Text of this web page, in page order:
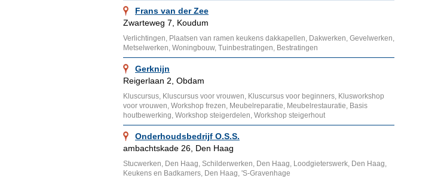
Frans van der Zee
Zwarteweg 7, Koudum
Verlichtingen, Plaatsen van ramen keukens dakkapellen, Dakwerken, Gevelwerken,
Metselwerken, Woningbouw, Tuinbestratingen, Bestratingen
Gerknijn
Reigerlaan 2, Obdam
Kluscursus, Kluscursus voor vrouwen, Kluscursus voor beginners, Klusworkshop
voor vrouwen, Workshop frezen, Meubelreparatie, Meubelrestauratie, Basis
houtbewerking, Workshop steigerdelen, Workshop steigerhout
Onderhoudsbedrijf O.S.S.
ambachtskade 26, Den Haag
Stucwerken, Den Haag, Schilderwerken, Den Haag, Loodgieterswerk, Den Haag,
Keukens en Badkamers, Den Haag, 'S-Gravenhage